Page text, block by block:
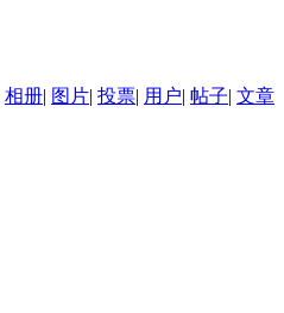
相册| 图片| 投票| 用户| 帖子| 文章